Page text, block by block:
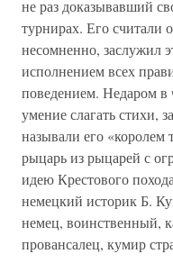
не раз доказывавший
турнирах. Его считали
несомненно, заслужил
исполнением всех
поведением. Недаром в
умение слагать стихи,
называли его «королем
рыцарь из рыцарей с
идею Крестового
немецкий историк Б.
немец, воинственный,
провансалец, кумир